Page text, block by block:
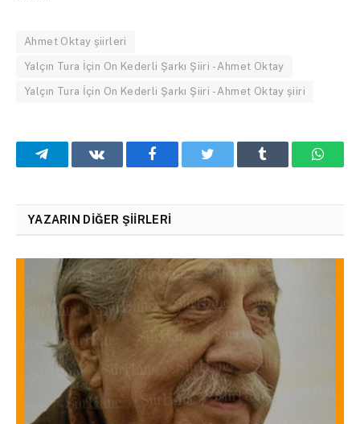
Ahmet Oktay şiirleri
Yalçın Tura İçin On Kederli Şarkı Şiiri - Ahmet Oktay
Yalçın Tura İçin On Kederli Şarkı Şiiri - Ahmet Oktay şiiri
TelegramVKontakteFacebookTwitter
YAZARIN DIĞER ŞIIRLERI